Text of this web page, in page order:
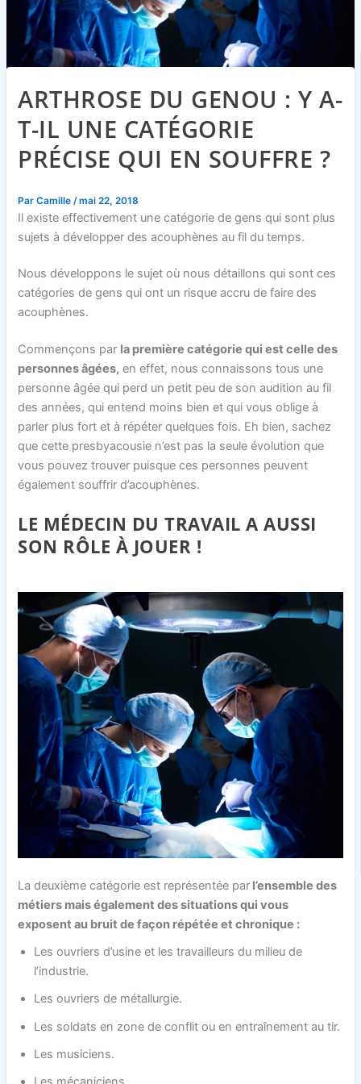
ARTHROSE DU GENOU : Y A-
T-IL UNE CATÉGORIE
PRÉCISE QUI EN SOUFFRE ?
ParCamille /mai 22, 2018
Il existe effectivement une catégorie de gens qui sont plus
sujets à développer des acouphènes au fil du temps.
Nous développons le sujet où nous détaillons qui sont ces
catégories de gens qui ont un risque accru de faire des
acouphènes.
Commençons par la première catégorie qui est celle des
personnes âgées, en effet, nous connaissons tous une
personne âgée qui perd un petit peu de son audition au fil
des années, qui entend moins bien et qui vous oblige à
parler plus fort et à répéter quelques fois. Eh bien, sachez
que cette presbyacousie n’est pas la seule évolution que
vous pouvez trouver puisque ces personnes peuvent
également souffrir d’acouphènes.
LE MÉDECIN DU TRAVAIL A AUSSI
SON RÔLE À JOUER !
La deuxième catégorie est représentée par l’ensemble des
métiers mais également des situations qui vous
exposent au bruit de façon répétée et chronique :
Les ouvriers d’usine et les travailleurs du milieu de
l’industrie.
Les ouvriers de métallurgie.
Les soldats en zone de conflit ou en entraînement au tir.
Les musiciens.